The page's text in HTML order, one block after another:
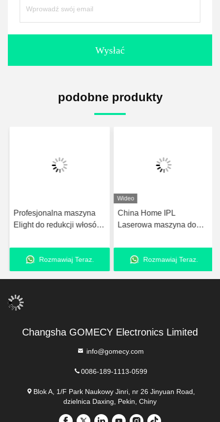
Wysłać
podobne produkty
Profesjonalna maszyna
Elight do redukcji włosów
usuwania trądziku i
pigmentuRozmawiaj Teraz.
Wideo
China Home IPL
Laserowa maszyna do
Rozmawiaj Teraz.
Changsha GOMECY Electronics Limited
info@gomecy.com
0086-189-1113-0599
Blok A, 1/F Park Naukowy Jinri, nr 26 Jinyuan Road,
dzielnica Daxing, Pekin, Chiny